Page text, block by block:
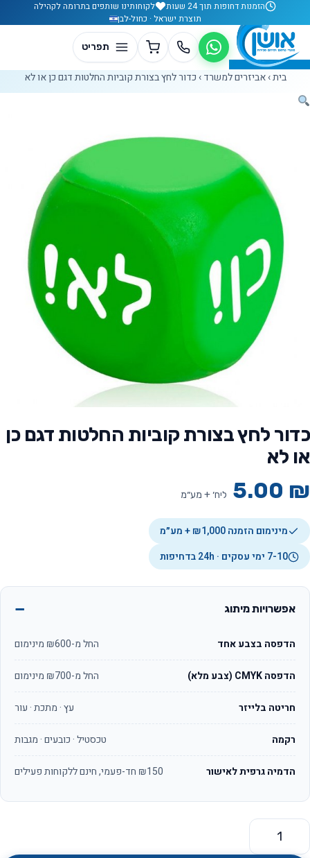
דלג לתוכןהזמנות דחופות תוך 24 שעות
לקוחותינו שותפים בתרומה לקהילה
תוצרת ישראל · כחול-לבן
בית› אביזרים למשרד › כדור לחץ בצורת קוביות החלטות דגם כן או לא
כדור לחץ בצורת קוביות החלטות דגם כן
או לא
5.00 ₪ ליח׳ + מע״מ
מינימום הזמנה ₪1,000 + מע״מ
7-10 ימי עסקים · 24h בדחיפות
אפשרויות מיתוג
הדפסה בצבע אחד החל מ-₪600 מינימום
הדפסה CMYK (צבע מלא) החל מ-₪700 מינימום
חריטה בלייזר עץ · מתכת · עור
רקמה טכסטיל · כובעים · מגבות
הדמיה גרפית לאישור ₪150 חד-פעמי, חינם ללקוחות פעילים
כמות של כדור לחץ בצורת קוביות החלטות דגם כן או לא